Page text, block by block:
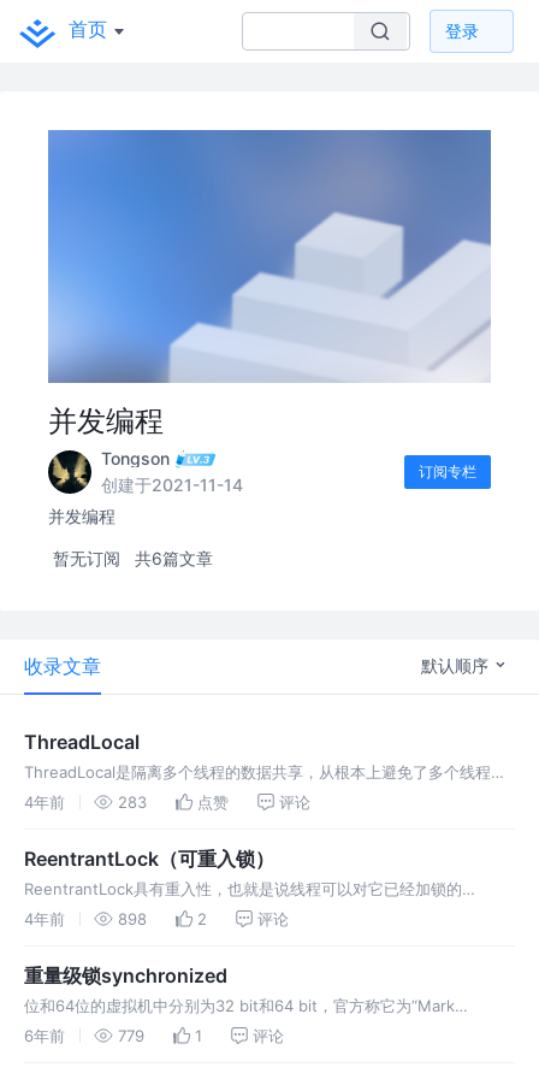
首页 登录
并发编程
Tongson
创建于2021-11-14
订阅专栏
并发编程
暂无订阅 共6篇文章
收录文章 默认顺序
ThreadLocal
ThreadLocal是隔离多个线程的数据共享，从根本上避免了多个线程之
间共享资源(变量)。如果仅仅需要隔离多个线程之间的共享冲突，可以
4年前 283 点赞 评论
ReentrantLock（可重入锁）
ReentrantLock具有重入性，也就是说线程可以对它已经加锁的
ReentrantLock再次加锁，ReentrantLock对象会持有维持一个计算器
4年前 898 2 评论
重量级锁synchronized
位和64位的虚拟机中分别为32 bit和64 bit，官方称它为“Mark
Word”。 定这个对象是哪个类的实例。如果对象是一个java数组，那在
6年前 779 1 评论